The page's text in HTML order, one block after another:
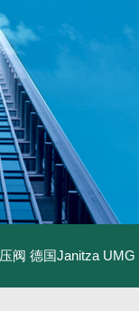
阀 德国Janitza UMG